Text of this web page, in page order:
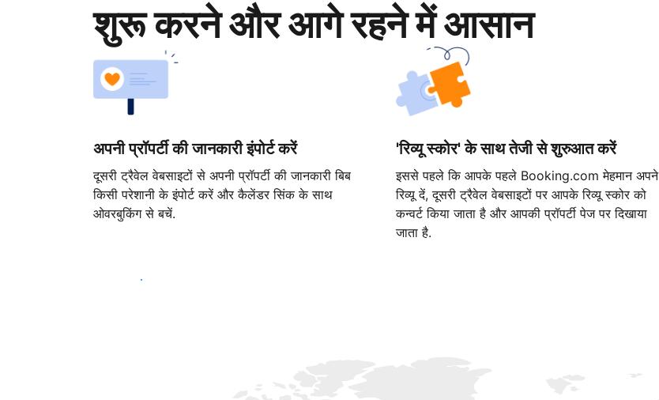
शुरू करने और आगे रहने में आसान
अपनी प्रॉपर्टी की जानकारी इंपोर्ट करें
दूसरी ट्रैवेल वेबसाइटों से अपनी प्रॉपर्टी की जानकारी बिब
किसी परेशानी के इंपोर्ट करें और कैलेंडर सिंक के साथ
ओवरबुकिंग से बचें.
'रिव्यू स्कोर' के साथ तेजी से शुरुआत करें
इससे पहले कि आपके पहले Booking.com मेहमान अपने
रिव्यू दें, दूसरी ट्रैवेल वेबसाइटों पर आपके रिव्यू स्कोर को
कन्वर्ट किया जाता है और आपकी प्रॉपर्टी पेज पर दिखाया
जाता है.
आज ही शुरू करें